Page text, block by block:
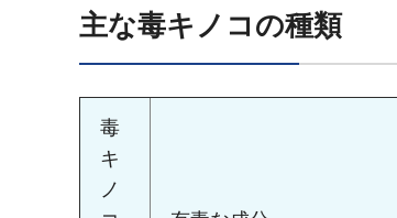
主な毒キノコの種類
毒
キ
ノ